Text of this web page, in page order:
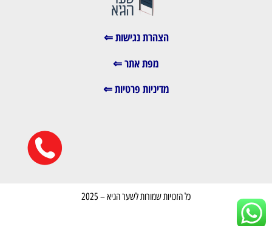
הצהרת נגישות ⇐
מפת אתר ⇐
מדיניות פרטיות ⇐
כל הזכויות שמורות לשער הגיא – 2025